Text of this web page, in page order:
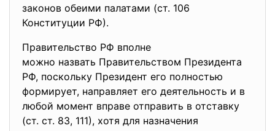
законов обеими палатами (ст. 106
Конституции РФ).
Правительство РФ вполне
можно назвать Правительством Президента
РФ, поскольку Президент его полностью
формирует, направляет его деятельность и в
любой момент вправе отправить в отставку
(ст. ст. 83, 111), хотя для назначения